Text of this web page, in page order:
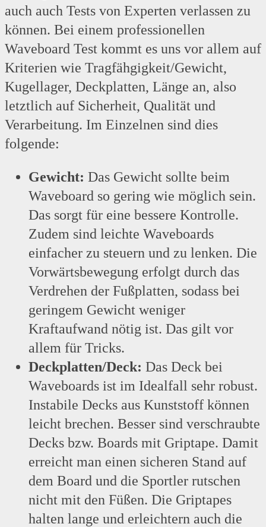
auch auch Tests von Experten verlassen zu
können. Bei einem professionellen
Waveboard Test kommt es uns vor allem auf
Kriterien wie Tragfähgigkeit/Gewicht,
Kugellager, Deckplatten, Länge an, also
letztlich auf Sicherheit, Qualität und
Verarbeitung. Im Einzelnen sind dies
folgende:
Gewicht: Das Gewicht sollte beim
Waveboard so gering wie möglich sein.
Das sorgt für eine bessere Kontrolle.
Zudem sind leichte Waveboards
einfacher zu steuern und zu lenken. Die
Vorwärtsbewegung erfolgt durch das
Verdrehen der Fußplatten, sodass bei
geringem Gewicht weniger
Kraftaufwand nötig ist. Das gilt vor
allem für Tricks.
Deckplatten/Deck: Das Deck bei
Waveboards ist im Idealfall sehr robust.
Instabile Decks aus Kunststoff können
leicht brechen. Besser sind verschraubte
Decks bzw. Boards mit Griptape. Damit
erreicht man einen sicheren Stand auf
dem Board und die Sportler rutschen
nicht mit den Füßen. Die Griptapes
halten lange und erleichtern auch die